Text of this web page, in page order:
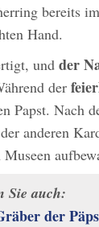
bereits
Hand.
und der
der
Papst. Nach
anderen
Sie auch:
der